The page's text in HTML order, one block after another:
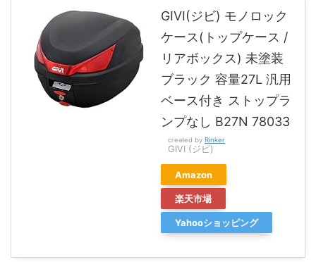
GIVI(ジビ) モノロック
ケース(トップケース /
リアボックス) 未塗装
ブラック 容量27L 汎用
ベース付き ストップラ
ンプなし B27N 78033
created by Rinker
GIVI (ジビ)
Amazon
楽天市場
Yahooショッピング